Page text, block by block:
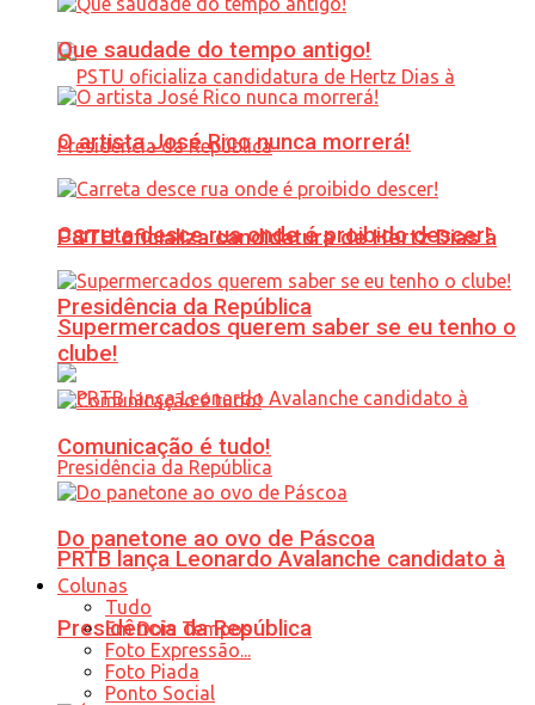
PSTU oficializa candidatura de Hertz Dias à
Presidência da República
PRTB lança Leonardo Avalanche candidato à
Presidência da República
Que saudade do tempo antigo!
O artista José Rico nunca morrerá!
Carreta desce rua onde é proibido descer!
Supermercados querem saber se eu tenho o
clube!
Comunicação é tudo!
Do panetone ao ovo de Páscoa
Colunas
Tudo
Em Dois Tempos
Foto Expressão...
Foto Piada
Ponto Social